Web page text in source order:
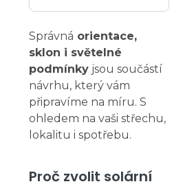
Správná orientace,
sklon i světelné
podmínky jsou součástí
návrhu, který vám
připravíme na míru. S
ohledem na vaši střechu,
lokalitu i spotřebu.
Proč zvolit solární